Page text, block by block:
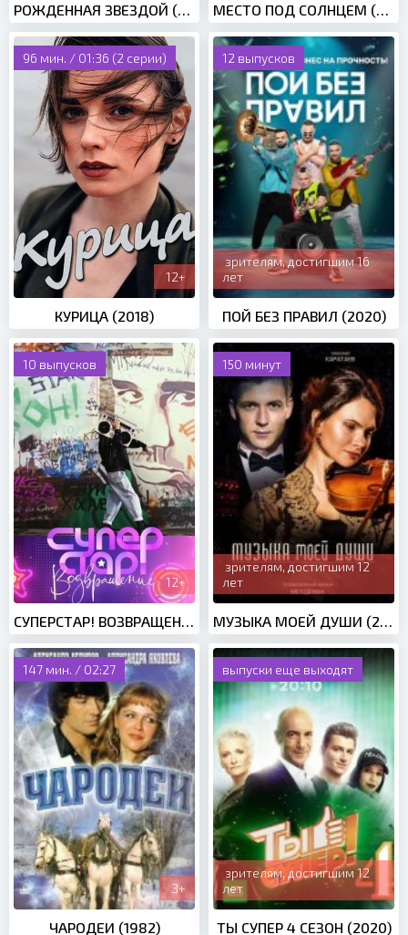
РОЖДЕННАЯ ЗВЕЗДОЙ (2015) МЕСТО ПОД СОЛНЦЕМ (2020)
96 мин. / 01:36 (2 серии)
12+
КУРИЦА (2018)
12 выпусков
зрителям, достигшим 16
лет
ПОЙ БЕЗ ПРАВИЛ (2020)
10 выпусков
12+
СУПЕРСТАР! ВОЗВРАЩЕНИЕ (2020)
150 минут
зрителям, достигшим 12
лет
МУЗЫКА МОЕЙ ДУШИ (2020)
147 мин. / 02:27
3+
ЧАРОДЕИ (1982)
выпуски еще выходят
зрителям, достигшим 12
лет
ТЫ СУПЕР 4 СЕЗОН (2020)